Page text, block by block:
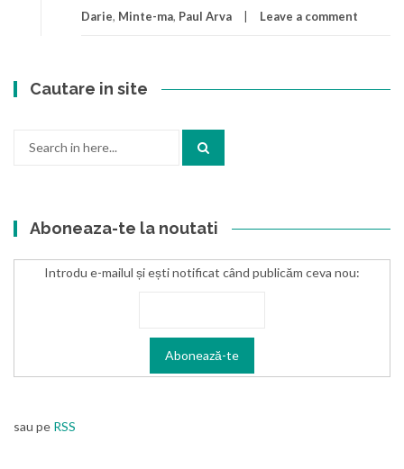
Darie, Minte-ma, Paul Arva Leave a comment
Cautare in site
Aboneaza-te la noutati
Introdu e-mailul și ești notificat când publicăm ceva nou:
sau pe RSS